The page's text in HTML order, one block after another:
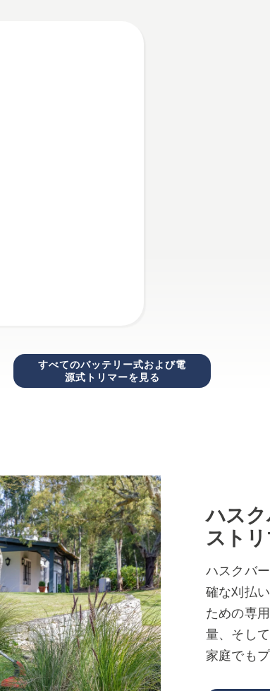
すべてのバッテリー式および電
源式トリマーを見る
ハス
スト
ハスクバ
確な刈払
ための専
量、そし
家庭でも